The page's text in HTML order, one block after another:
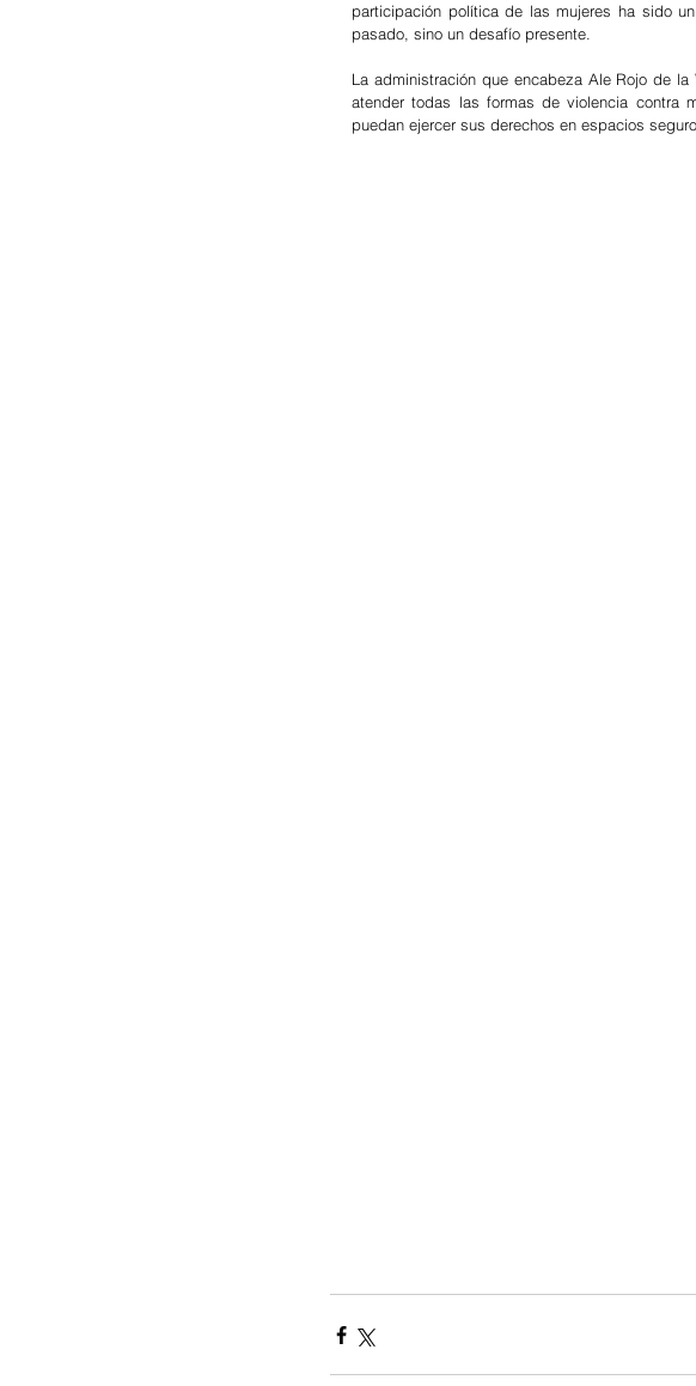
participación política de las mujeres ha sido
pasado, sino un desafío presente.
La administración que encabeza Ale Rojo de
atender todas las formas de violencia contra
puedan ejercer sus derechos en espacios